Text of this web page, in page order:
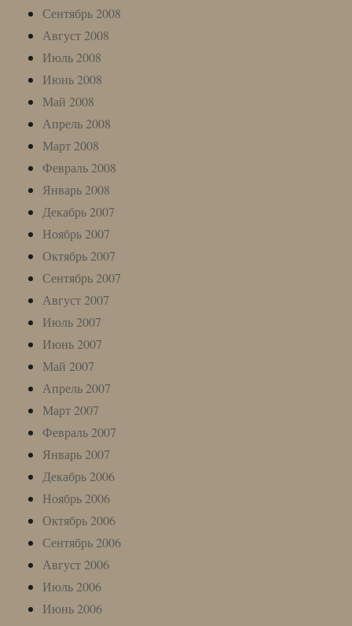
Сентябрь 2008
Август 2008
Июль 2008
Июнь 2008
Май 2008
Апрель 2008
Март 2008
Февраль 2008
Январь 2008
Декабрь 2007
Ноябрь 2007
Октябрь 2007
Сентябрь 2007
Август 2007
Июль 2007
Июнь 2007
Май 2007
Апрель 2007
Март 2007
Февраль 2007
Январь 2007
Декабрь 2006
Ноябрь 2006
Октябрь 2006
Сентябрь 2006
Август 2006
Июль 2006
Июнь 2006